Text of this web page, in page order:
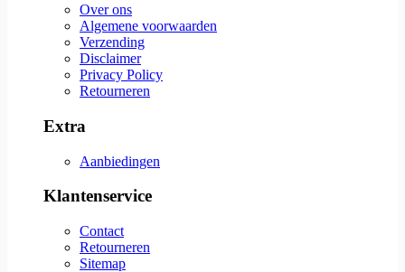
Over ons
Algemene voorwaarden
Verzending
Disclaimer
Privacy Policy
Retourneren
Extra
Aanbiedingen
Klantenservice
Contact
Retourneren
Sitemap